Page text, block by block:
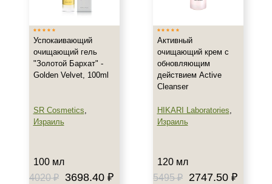
Успокаивающий
очищающий гель
"Золотой Бархат" -
Golden Velvet, 100ml
SR Cosmetics,
Израиль
100 мл
4020 ₽
3698.40 ₽
Активный
очищающий крем с
обновляющим
действием Active
Cleanser
HIKARI Laboratories,
Израиль
120 мл
5495 ₽
2747.50 ₽